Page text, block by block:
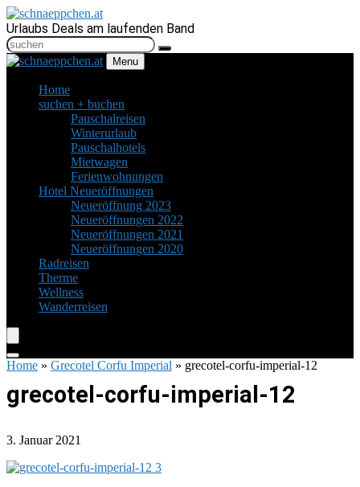
Urlaubs Deals am laufenden Band
Menu
Home
suchen + buchen
Pauschalreisen
Winterurlaub
Pauschalhotels
Mietwagen
Ferienwohnungen
Hotel Neueröffnungen
Neueröffnung 2023
Neueröffnungen 2022
Neueröffnungen 2021
Neueröffnungen 2020
Radreisen
Therme
Wellness
Wanderreisen
Home » Grecotel Corfu Imperial » grecotel-corfu-imperial-12
grecotel-corfu-imperial-12
3. Januar 2021